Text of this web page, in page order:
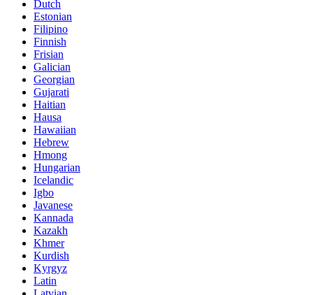
Dutch
Estonian
Filipino
Finnish
Frisian
Galician
Georgian
Gujarati
Haitian
Hausa
Hawaiian
Hebrew
Hmong
Hungarian
Icelandic
Igbo
Javanese
Kannada
Kazakh
Khmer
Kurdish
Kyrgyz
Latin